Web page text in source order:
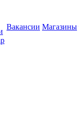
Вакансии Магазины